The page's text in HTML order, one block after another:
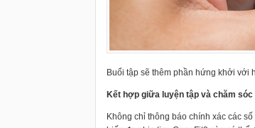
Buổi tập sẽ thêm phần hứng khởi với
Kết hợp giữa luyện tập và chăm
Không chỉ thông báo chính xác các